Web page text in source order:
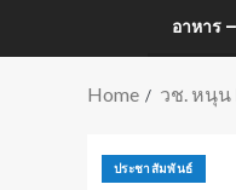
อาหาร
Home วช. หนุน
ประชาสัมพันธ์